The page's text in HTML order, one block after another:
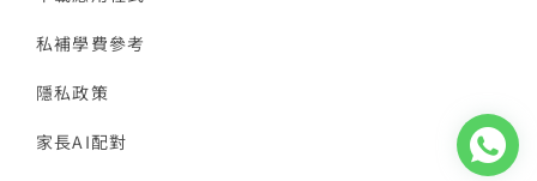
私補學費參考
隱私政策
家長AI配對